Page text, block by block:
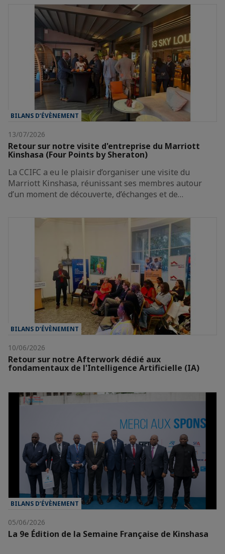
BILANS D’ÉVÈNEMENT
13/07/2026
Retour sur notre visite d'entreprise du Marriott
Kinshasa (Four Points by Sheraton)
La CCIFC a eu le plaisir d’organiser une visite du
Marriott Kinshasa, réunissant ses membres autour
d’un moment de découverte, d’échanges et de…
BILANS D’ÉVÈNEMENT
10/06/2026
Retour sur notre Afterwork dédié aux
fondamentaux de l'Intelligence Artificielle (IA)
BILANS D’ÉVÈNEMENT
05/06/2026
La 9e Édition de la Semaine Française de Kinshasa